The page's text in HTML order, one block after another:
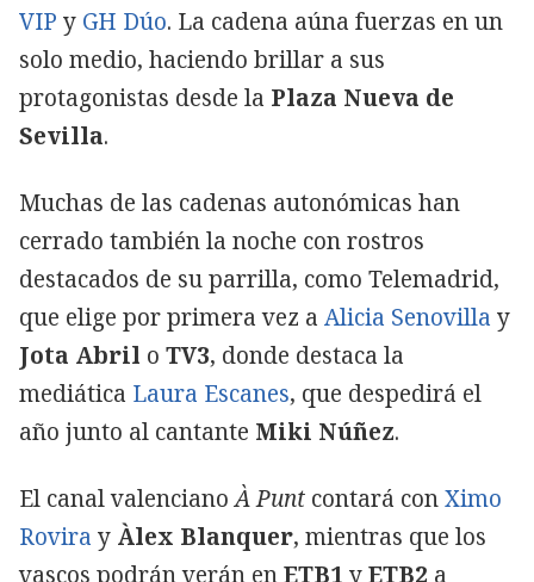
VIP y GH Dúo. La cadena aúna fuerzas en un
solo medio, haciendo brillar a sus
protagonistas desde la Plaza Nueva de
Sevilla.
Muchas de las cadenas autonómicas han
cerrado también la noche con rostros
destacados de su parrilla, como Telemadrid,
que elige por primera vez a Alicia Senovilla y
Jota Abril o TV3, donde destaca la
mediática Laura Escanes, que despedirá el
año junto al cantante Miki Núñez.
El canal valencianoÀ Punt contará conXimo
Rovira y Àlex Blanquer, mientras que los
vascos podrán verán enETB1 yETB2 a